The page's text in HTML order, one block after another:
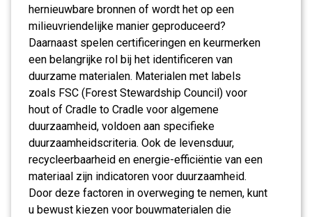
hernieuwbare bronnen of wordt het op een
milieuvriendelijke manier geproduceerd?
Daarnaast spelen certificeringen en keurmerken
een belangrijke rol bij het identificeren van
duurzame materialen. Materialen met labels
zoals FSC (Forest Stewardship Council) voor
hout of Cradle to Cradle voor algemene
duurzaamheid, voldoen aan specifieke
duurzaamheidscriteria. Ook de levensduur,
recycleerbaarheid en energie-efficiëntie van een
materiaal zijn indicatoren voor duurzaamheid.
Door deze factoren in overweging te nemen, kunt
u bewust kiezen voor bouwmaterialen die